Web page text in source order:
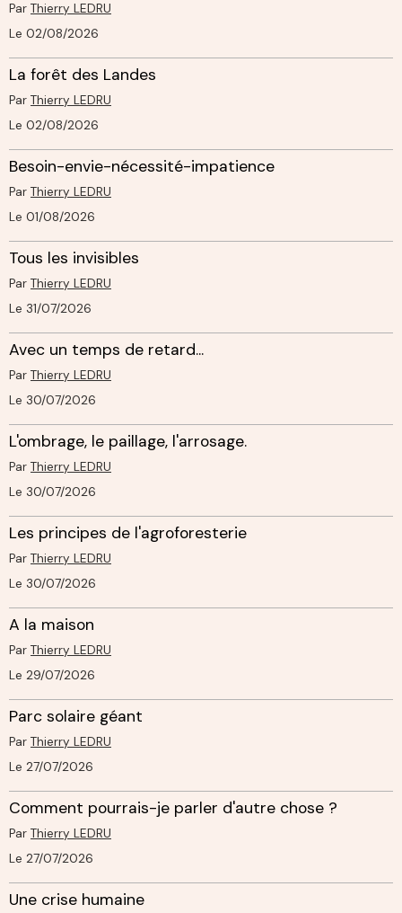
Par Thierry LEDRU
Le 02/08/2026
La forêt des Landes
Par Thierry LEDRU
Le 02/08/2026
Besoin-envie-nécessité-impatience
Par Thierry LEDRU
Le 01/08/2026
Tous les invisibles
Par Thierry LEDRU
Le 31/07/2026
Avec un temps de retard...
Par Thierry LEDRU
Le 30/07/2026
L'ombrage, le paillage, l'arrosage.
Par Thierry LEDRU
Le 30/07/2026
Les principes de l'agroforesterie
Par Thierry LEDRU
Le 30/07/2026
A la maison
Par Thierry LEDRU
Le 29/07/2026
Parc solaire géant
Par Thierry LEDRU
Le 27/07/2026
Comment pourrais-je parler d'autre chose ?
Par Thierry LEDRU
Le 27/07/2026
Une crise humaine